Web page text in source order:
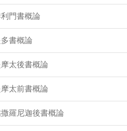
門書概論
書概論
太後書概論
太前書概論
羅尼迦後書概論